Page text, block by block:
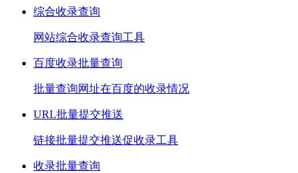
综合收录查询
网站综合收录查询工具
百度收录批量查询
批量查询网址在百度的收录情况
URL批量提交推送
链接批量提交推送促收录工具
收录批量查询